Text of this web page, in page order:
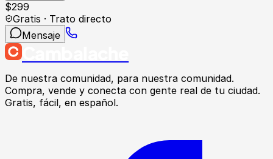
$299
Gratis · Trato directo
Mensaje
De nuestra comunidad, para nuestra comunidad.
Compra, vende y conecta con gente real de tu ciudad.
Gratis, fácil, en español.